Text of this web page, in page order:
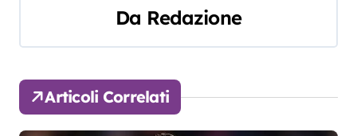
g
a
z
Da Redazione
Articoli Correlati